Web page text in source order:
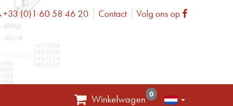
Phone
+33 (0)1 60 58 46 20 Contact Volg ons op Facebook
Winkelwagen 0